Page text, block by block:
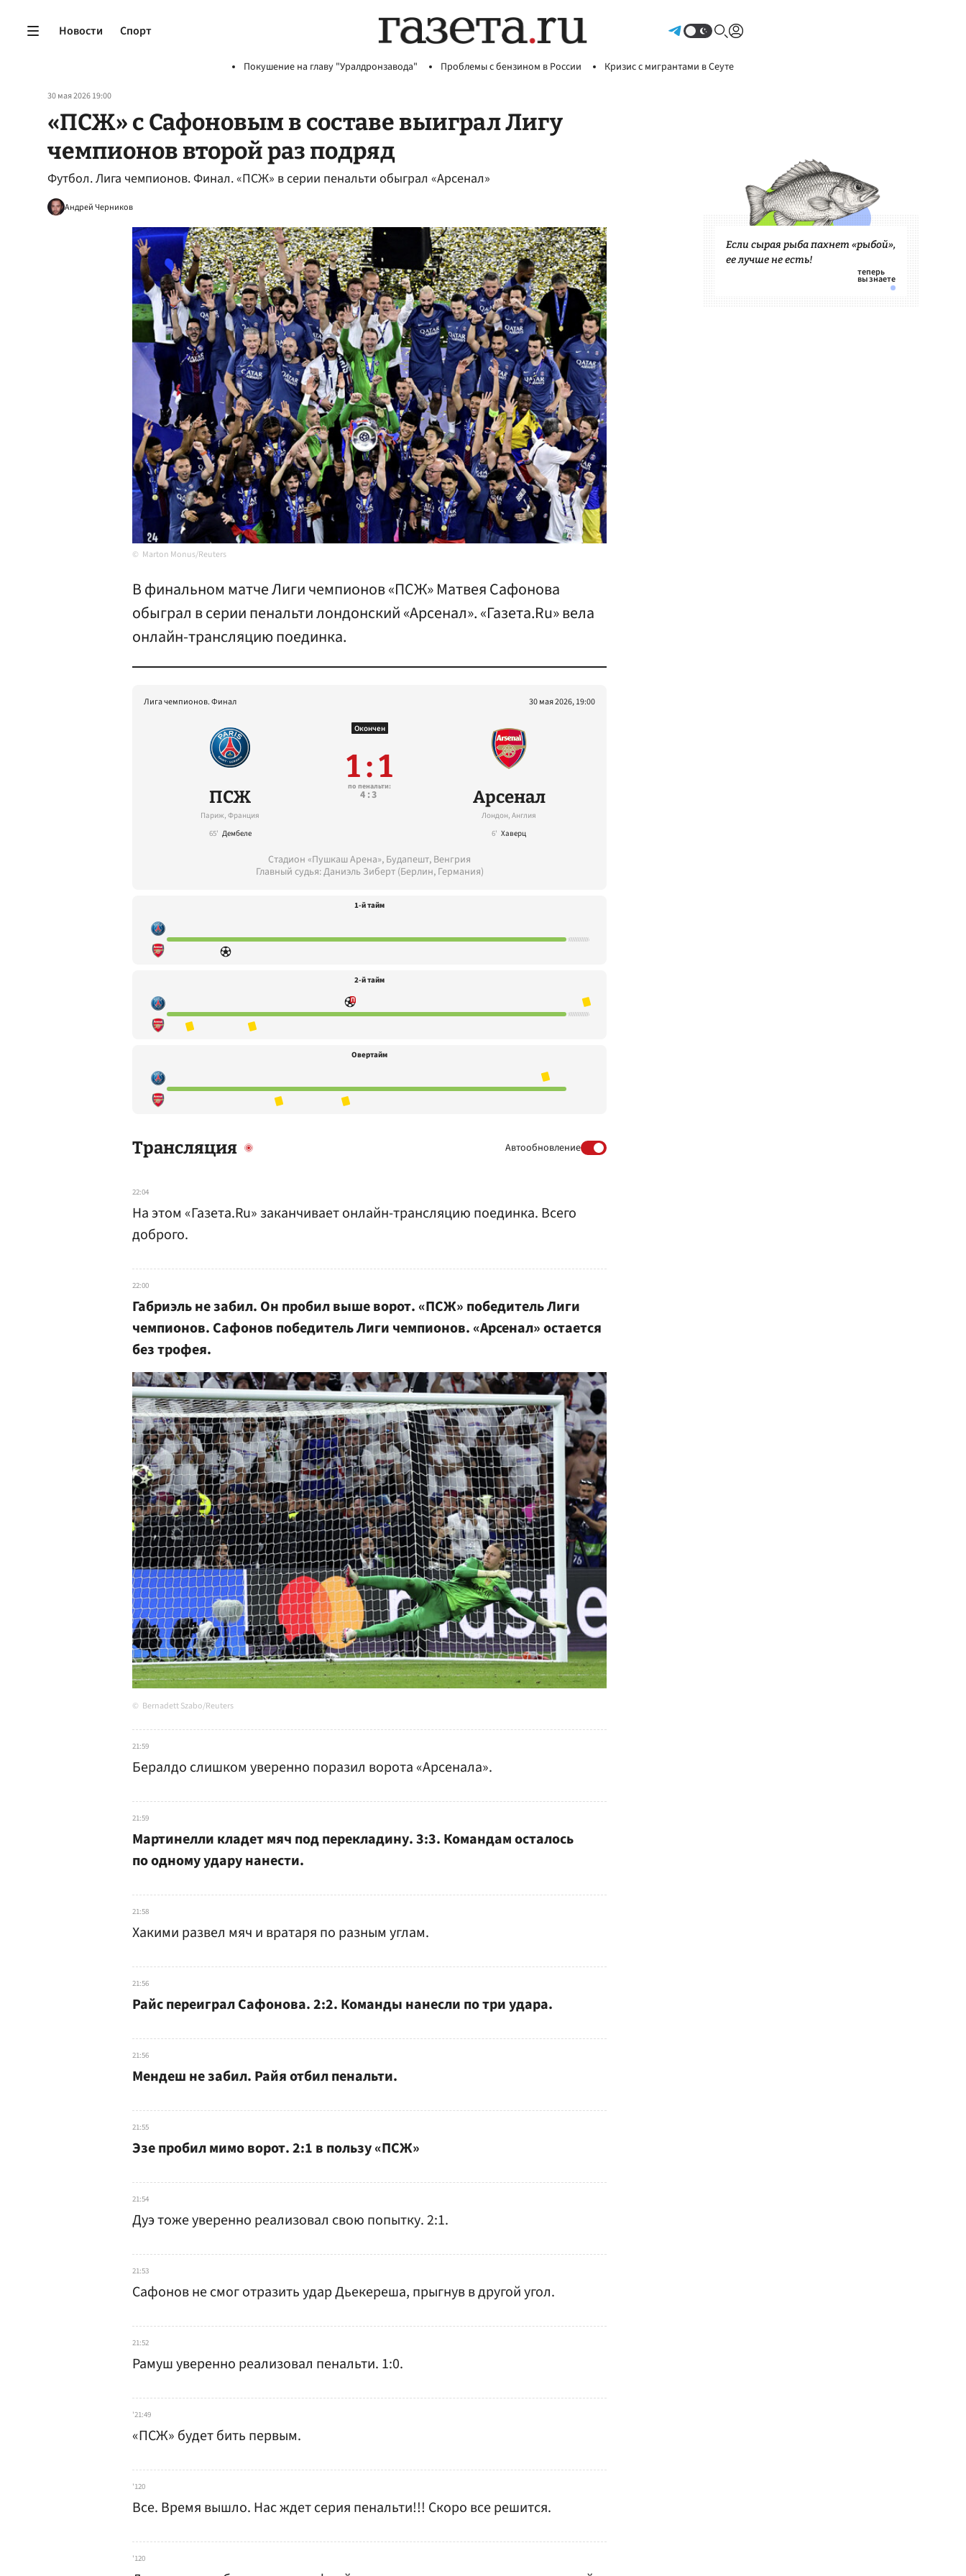
Новости Спорт
Покушение на главу "Уралдронзавода" Проблемы с бензином в России Кризис с мигрантами в Сеуте
30 мая 2026 19:00
«ПСЖ» с Сафоновым в составе выиграл Лигу
чемпионов второй раз подряд
Футбол. Лига чемпионов. Финал. «ПСЖ» в серии пенальти обыграл «Арсенал»
Андрей Черников
Marton Monus/Reuters
В финальном матче Лиги чемпионов «ПСЖ» Матвея Сафонова
обыграл в серии пенальти лондонский «Арсенал». «Газета.Ru» вела
онлайн-трансляцию поединка.
Лига чемпионов. Финал 30 мая 2026, 19:00
ПСЖ
Париж, Франция
65' Дембеле
Окончен
1 : 1
по пенальти:
4:3 Арсенал
Лондон, Англия
6' Хаверц
Стадион «Пушкаш Арена», Будапешт, Венгрия
Главный судья: Даниэль Зиберт (Берлин, Германия)
1-й тайм
2-й тайм
Овертайм
Трансляция Автообновление
22:04
На этом «Газета.Ru» заканчивает онлайн-трансляцию поединка. Всего
доброго.
22:00
Габриэль не забил. Он пробил выше ворот. «ПСЖ» победитель Лиги
чемпионов. Сафонов победитель Лиги чемпионов. «Арсенал» остается
без трофея.
Bernadett Szabo/Reuters
21:59
Бералдо слишком уверенно поразил ворота «Арсенала».
21:59
Мартинелли кладет мяч под перекладину. 3:3. Командам осталось
по одному удару нанести.
21:58
Хакими развел мяч и вратаря по разным углам.
21:56
Райс переиграл Сафонова. 2:2. Команды нанесли по три удара.
21:56
Мендеш не забил. Райя отбил пенальти.
21:55
Эзе пробил мимо ворот. 2:1 в пользу «ПСЖ»
21:54
Дуэ тоже уверенно реализовал свою попытку. 2:1.
21:53
Сафонов не смог отразить удар Дьекереша, прыгнув в другой угол.
21:52
Рамуш уверенно реализовал пенальти. 1:0.
'21:49
«ПСЖ» будет бить первым.
'120
Все. Время вышло. Нас ждет серия пенальти!!! Скоро все решится.
'120
Если сырая рыба пахнет «рыбой»,
ее лучше не есть!